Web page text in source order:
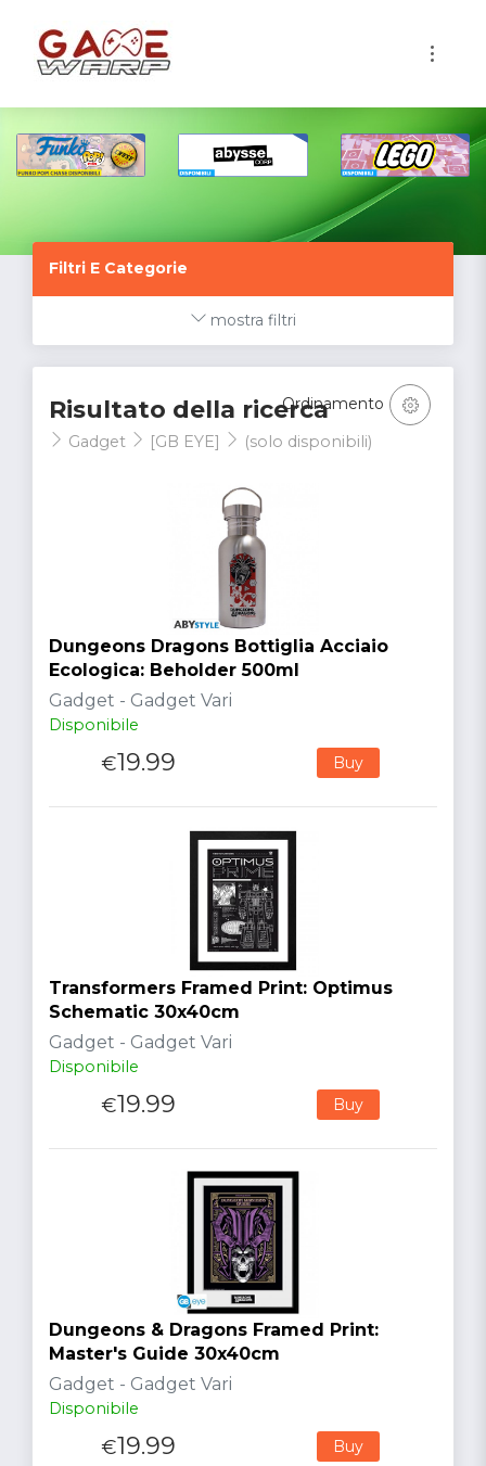
Filtri E Categorie
mostra filtri
Risultato della ricerca
Gadget [GB EYE] (solo disponibili)
Ordinamento
Dungeons Dragons Bottiglia Acciaio
Ecologica: Beholder 500ml
Gadget - Gadget Vari
Disponibile
€19.99 Buy
Transformers Framed Print: Optimus
Schematic 30x40cm
Gadget - Gadget Vari
Disponibile
€19.99 Buy
Dungeons & Dragons Framed Print:
Master's Guide 30x40cm
Gadget - Gadget Vari
Disponibile
€19.99 Buy